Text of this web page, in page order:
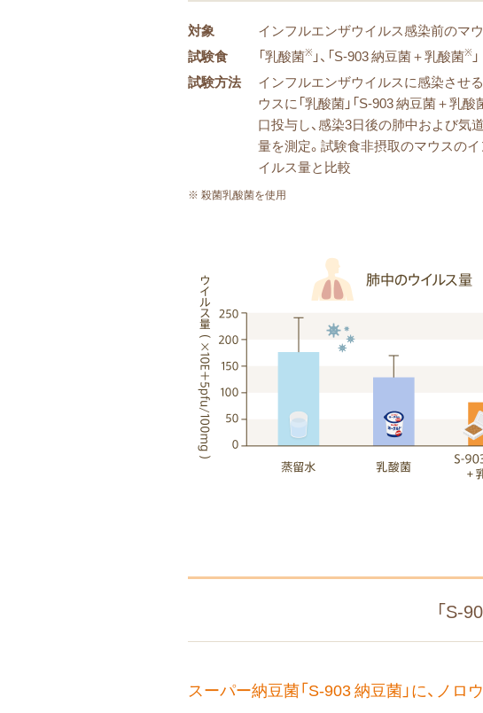
対象
インフルエンザウイルス感染前のマ
試験食
「乳酸菌※ 」、「S-903 納豆菌＋乳酸菌※ 」
試験方法
インフルエンザウイルスに感染させ
ウスに「乳酸菌」「S-903 納豆菌＋乳
口投与し、感染3日後の肺中および気
量を測定。試験食非摂取のマウスの
イルス量と比較
※ 殺菌乳酸菌を使用
「S-
スーパー納豆菌「S-903 納豆菌」に、ノ